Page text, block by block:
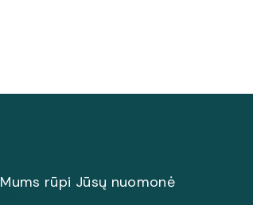
Mums rūpi Jūsų nuomonė